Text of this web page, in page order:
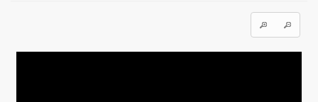
Sketchbook5, 스케치북5
Sketchbook5, 스케치북5